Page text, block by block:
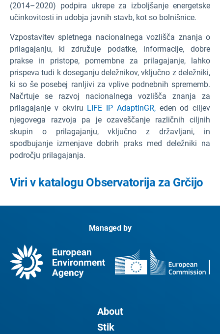
(2014–2020) podpira ukrepe za izboljšanje energetske
učinkovitosti in udobja javnih stavb, kot so bolnišnice.
Vzpostavitev spletnega nacionalnega vozlišča znanja o
prilagajanju, ki združuje podatke, informacije, dobre
prakse in pristope, pomembne za prilagajanje, lahko
prispeva tudi k doseganju deležnikov, vključno z deležniki,
ki so še posebej ranljivi za vplive podnebnih sprememb.
Načrtuje se razvoj nacionalnega vozlišča znanja za
prilagajanje v okviru LIFE IP AdaptInGR,eden od ciljev
njegovega razvoja pa je ozaveščanje različnih ciljnih
skupin o prilagajanju, vključno z državljani, in
spodbujanje izmenjave dobrih praks med deležniki na
področju prilagajanja.
Viri v katalogu Observatorija za Grčijo
Managed by
About
Stik